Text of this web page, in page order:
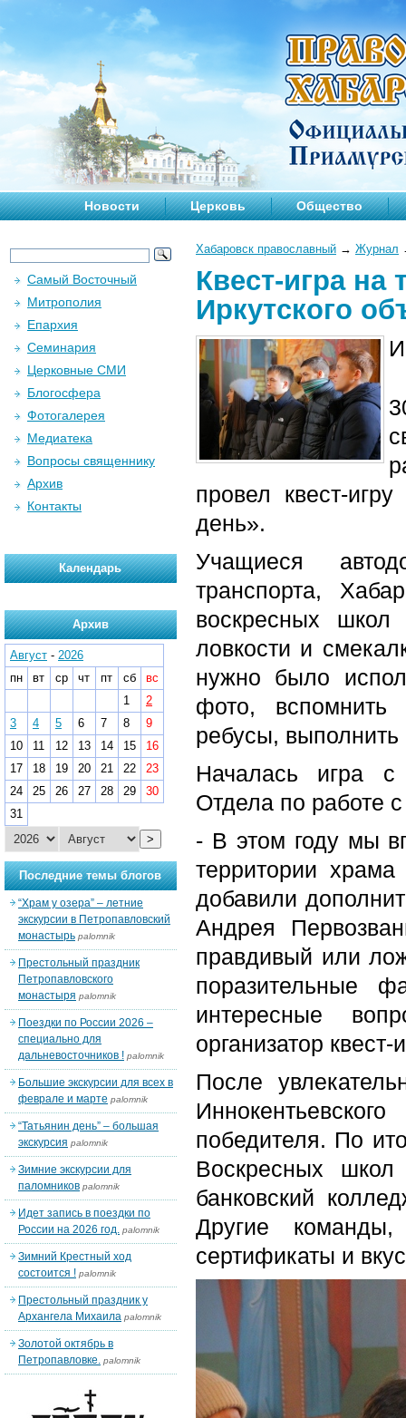
Новости Церковь Общество
Хабаровск православный → Журнал
Квест-игра на
Иркутского
провел квест-
день».
Учащиеся
транспорта,
воскресных школ
ловкости и
нужно было
фото, вспомнить
ребусы,
Началась игра с
Отдела по работе
- В этом году мы
территории
добавили
Андрея
правдивый или
поразительные
интересные
организатор квест-
После
победителя. По
Воскресных
банковский
Другие
сертификаты и
Самый Восточный
Митрополия
Епархия
Семинария
Церковные СМИ
Блогосфера
Фотогалерея
Медиатека
Вопросы священнику
Архив
Контакты
Календарь
Архив
Август - 2026
пн
вт ср чт пт сб
вс
1
2
3
4 5 6 7 8
9
10
11 12 13 14 15
16
17
18 19 20 21 22
23
24
25 26 27 28 29
30
31
>
Последние темы блогов
“Храм у озера” – летние
экскурсии в Петропавловский
монастырь palomnik
Престольный праздник
Петропавловского
монастыря palomnik
Поездки по России 2026 –
специально для
дальневосточников ! palomnik
Большие экскурсии для всех в
феврале и марте palomnik
“Татьянин день” – большая
экскурсия palomnik
Зимние экскурсии для
паломников palomnik
Идет запись в поездки по
России на 2026 год. palomnik
Зимний Крестный ход
состоится ! palomnik
Престольный праздник у
Архангела Михаила palomnik
Золотой октябрь в
Петропавловке. palomnik